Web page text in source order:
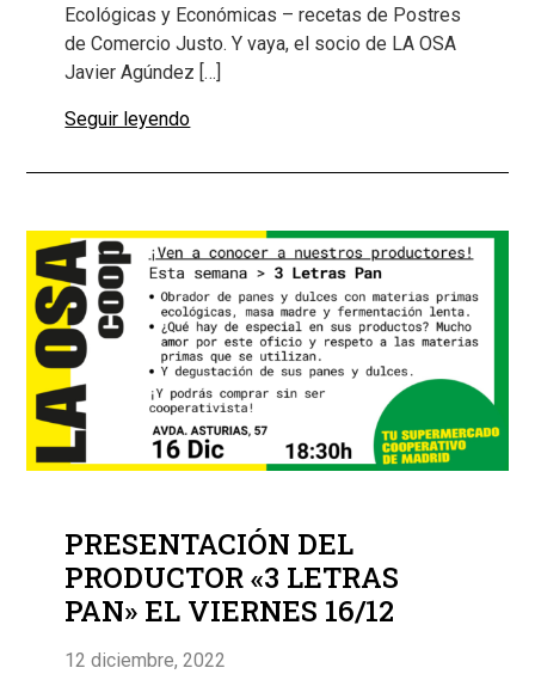
Ecológicas y Económicas – recetas de Postres
de Comercio Justo. Y vaya, el socio de LA OSA
Javier Agúndez […]
Seguir leyendo
PRESENTACIÓN DEL
PRODUCTOR «3 LETRAS
PAN» EL VIERNES 16/12
12 diciembre, 2022